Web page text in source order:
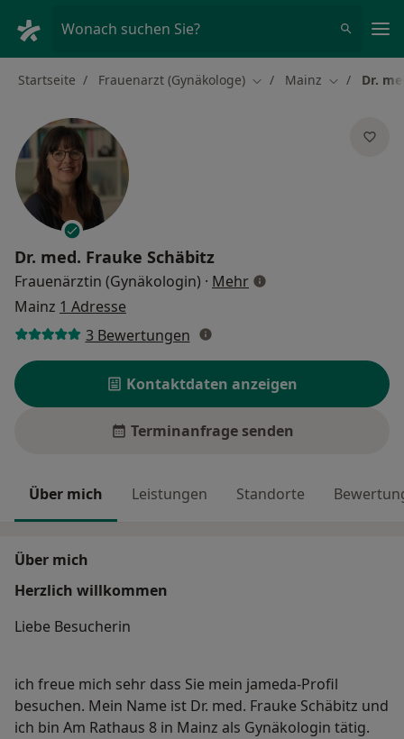
Wonach suchen Sie?
Startseite Frauenarzt (Gynäkologe) Stadt ändern
Mainz StadtDr.
Dr. med. Frauke Schäbitz
Frauenärztin (Gynäkologin) · Mehrüber Spezialisierungen
Mainz 1 Adresse
3 Bewertungen
Kontaktdaten anzeigen
Terminanfrage senden
Über mich Leistungen Standorte
Über mich
Herzlich willkommen
Liebe Besucherin
ich freue mich sehr dass Sie mein jameda-Profil
besuchen. Mein Name ist Dr. med. Frauke Schäbitz und
ich bin Am Rathaus 8 in Mainz als Gynäkologin tätig.